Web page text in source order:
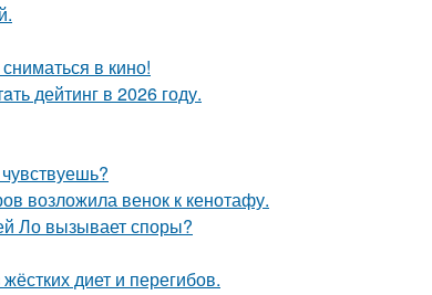
в кино!
дейтинг в 2026 году.
возложила венок к кенотафу.
Ло вызывает споры?
диет и перегибов.